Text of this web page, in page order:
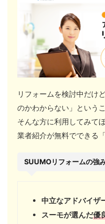
リフォームを検討中だけ
のかわからない」という
そんな方に利用してみて
業者紹介が無料でできる「
SUUMOリフォームの強
中立なアドバイザ
スーモが選んだ優